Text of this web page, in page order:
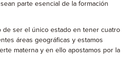
parte esencial de la formación
de ser el único estado en tener cuatro
áreas geográficas y estamos
materna y en ello apostamos por la